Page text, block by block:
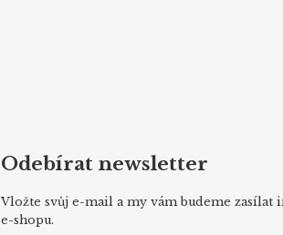
Odebírat newsletter
Vložte svůj e-mail a my vám budeme
e-shopu.